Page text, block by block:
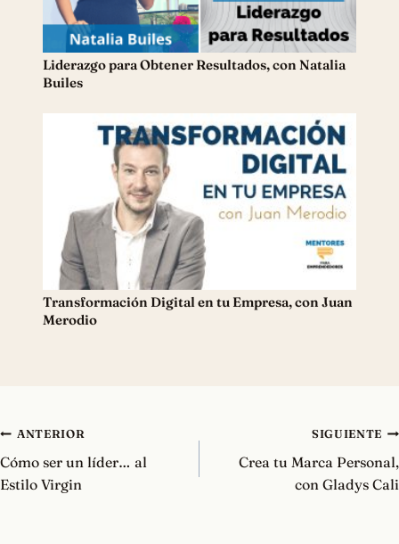
Liderazgo para Obtener Resultados, con Natalia
Builes
Transformación Digital en tu Empresa, con Juan
Merodio
Navegación
de
entradas
ANTERIOR
Cómo ser un líder… al
Estilo Virgin
SIGUIENTE
Crea tu Marca Personal,
con Gladys Cali